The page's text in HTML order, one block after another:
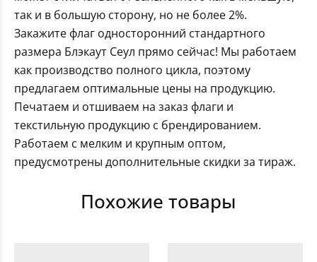
так и в большую сторону, но не более 2%.
Закажите флаг односторонний стандартного
размера Блэкаут Сеул прямо сейчас! Мы работаем
как производство полного цикла, поэтому
предлагаем оптимальные цены на продукцию.
Печатаем и отшиваем на заказ флаги и
текстильную продукцию с брендированием.
Работаем с мелким и крупным оптом,
предусмотрены дополнительные скидки за тираж.
Похожие товары